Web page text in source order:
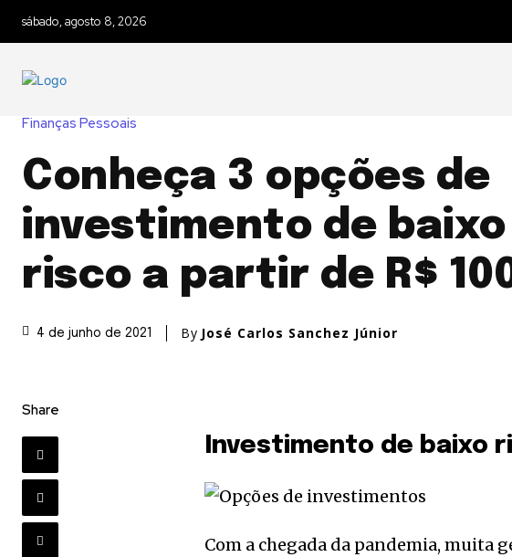
sábado, agosto 8, 2026
Finanças Pessoais
Conheça 3 opções de
investimento de baixo
risco a partir de R$
4 de junho de 2021 By José Carlos Sanchez Júnior
Share
Investimento de baixo
Com a chegada da pandemia, muita